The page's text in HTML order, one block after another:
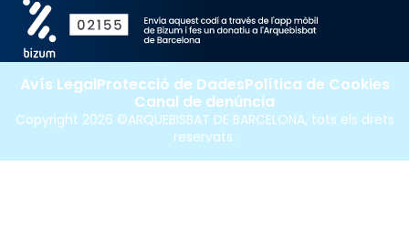
Copyright 2026 ©ARQUEBISBAT DE BARCELONA, tots els drets
reservats.
Avís LegalProtecció de DadesPolítica de Cookies
Canal de denúncia